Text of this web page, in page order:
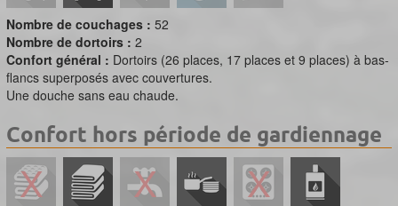
Nombre de couchages : 52
Nombre de dortoirs : 2
Confort général : Dortoirs (26 places, 17 places et 9 places) à bas-
flancs superposés avec couvertures.
Une douche sans eau chaude.
Confort hors période de gardiennage